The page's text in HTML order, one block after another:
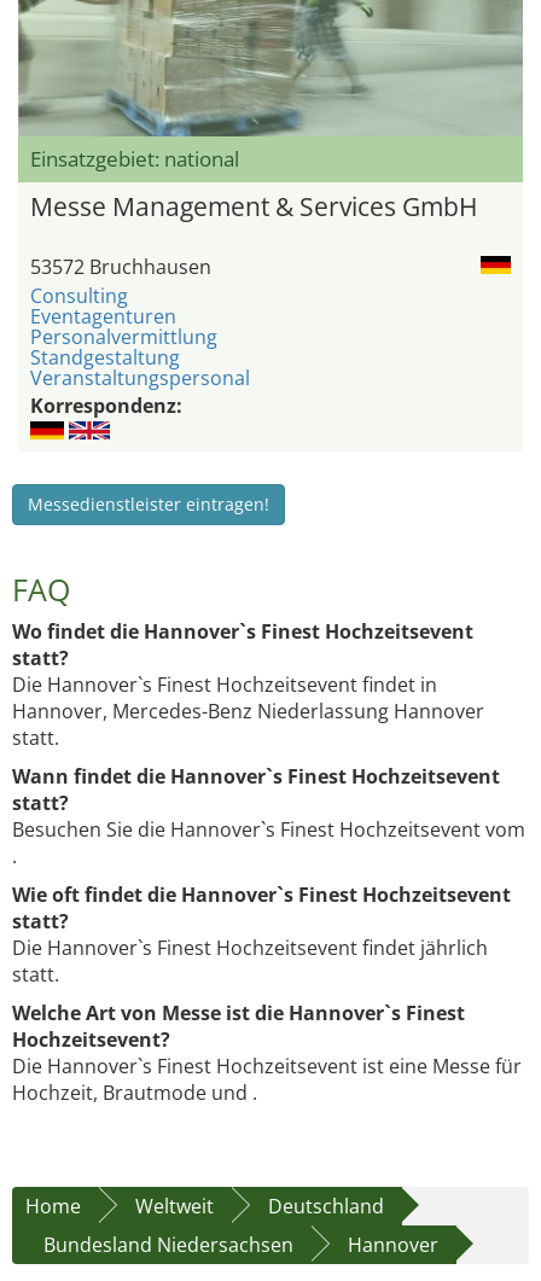
Einsatzgebiet: national
Messe Management & Services GmbH
53572 Bruchhausen
Consulting
Eventagenturen
Personalvermittlung
Standgestaltung
Veranstaltungspersonal
Korrespondenz:
Messedienstleister eintragen!
FAQ
Wo findet die Hannover`s Finest Hochzeitsevent
statt?
Die Hannover`s Finest Hochzeitsevent findet in
Hannover, Mercedes-Benz Niederlassung Hannover
statt.
Wann findet die Hannover`s Finest Hochzeitsevent
statt?
Besuchen Sie die Hannover`s Finest Hochzeitsevent vom
.
Wie oft findet die Hannover`s Finest Hochzeitsevent
statt?
Die Hannover`s Finest Hochzeitsevent findet jährlich
statt.
Welche Art von Messe ist die Hannover`s Finest
Hochzeitsevent?
Die Hannover`s Finest Hochzeitsevent ist eine Messe für
Hochzeit, Brautmode und .
Home Weltweit
Deutschland
Bundesland Niedersachsen
Hannover